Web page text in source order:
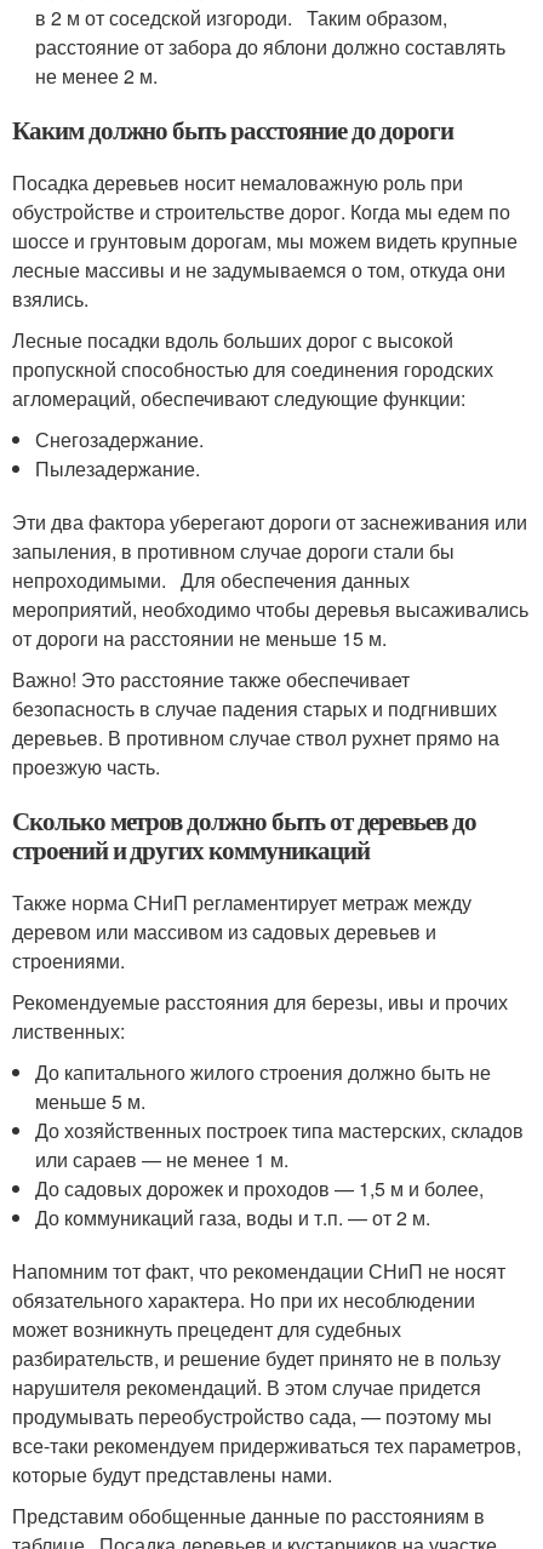
в 2 м от соседской изгороди. Таким образом,
расстояние от забора до яблони должно составлять
не менее 2 м.
Каким должно быть расстояние до дороги
Посадка деревьев носит немаловажную роль при
обустройстве и строительстве дорог. Когда мы едем по
шоссе и грунтовым дорогам, мы можем видеть крупные
лесные массивы и не задумываемся о том, откуда они
взялись.
Лесные посадки вдоль больших дорог с высокой
пропускной способностью для соединения городских
агломераций, обеспечивают следующие функции:
Снегозадержание.
Пылезадержание.
Эти два фактора уберегают дороги от заснеживания или
запыления, в противном случае дороги стали бы
непроходимыми. Для обеспечения данных
мероприятий, необходимо чтобы деревья высаживались
от дороги на расстоянии не меньше 15 м.
Важно! Это расстояние также обеспечивает
безопасность в случае падения старых и подгнивших
деревьев. В противном случае ствол рухнет прямо на
проезжую часть.
Сколько метров должно быть от деревьев до
строений и других коммуникаций
Также норма СНиП регламентирует метраж между
деревом или массивом из садовых деревьев и
строениями.
Рекомендуемые расстояния для березы, ивы и прочих
лиственных:
До капитального жилого строения должно быть не
меньше 5 м.
До хозяйственных построек типа мастерских, складов
или сараев — не менее 1 м.
До садовых дорожек и проходов — 1,5 м и более,
До коммуникаций газа, воды и т.п. — от 2 м.
Напомним тот факт, что рекомендации СНиП не носят
обязательного характера. Но при их несоблюдении
может возникнуть прецедент для судебных
разбирательств, и решение будет принято не в пользу
нарушителя рекомендаций. В этом случае придется
продумывать переобустройство сада, — поэтому мы
все-таки рекомендуем придерживаться тех параметров,
которые будут представлены нами.
Представим обобщенные данные по расстояниям в